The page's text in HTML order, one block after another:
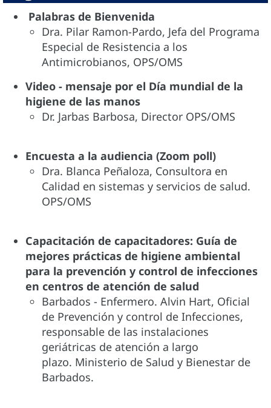
Palabras de Bienvenida
Dra. Pilar Ramon-Pardo, Jefa del Programa
Especial de Resistencia a los
Antimicrobianos, OPS/OMS
Video - mensaje por el Día mundial de la
higiene de las manos
Dr. Jarbas Barbosa, Director OPS/OMS
Encuesta a la audiencia (Zoom poll)
Dra. Blanca Peñaloza, Consultora en
Calidad en sistemas y servicios de salud.
OPS/OMS
Capacitación de capacitadores: Guía de
mejores prácticas de higiene ambiental
para la prevención y control de infecciones
en centros de atención de salud
Barbados - Enfermero. Alvin Hart, Oficial
de Prevención y control de Infecciones,
responsable de las instalaciones
geriátricas de atención a largo
plazo. Ministerio de Salud y Bienestar de
Barbados.